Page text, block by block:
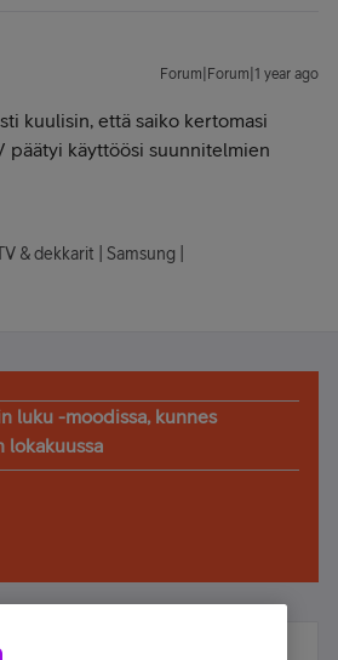
Forum|Forum|1 year ago
kuulisin, että saiko kertomasi
päätyi käyttöösi suunnitelmien
& dekkarit | Samsung |
luku -moodissa, kunnes
lokakuussa